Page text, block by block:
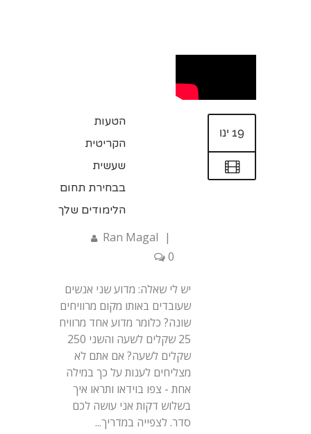
19 ינו
הטעות
הקריטית
שעשית
בבחירת תחום
הלימודים שלך
Ran Magal |
0
יש לי שאלה: מדוע שני אנשים
שעובדים באותו מקום מרוויחים
שונה? כלומר מדוע אחד מרוויח
25 שקלים לשעה והשני 250
שקלים לשעה? אם אתם לא
מצליחים לענות על כך במילה
אחת - צפו בוידאו ותראו איך
בשלוש דקות אני עושה לכם
סדר. לצפייה במדריך...